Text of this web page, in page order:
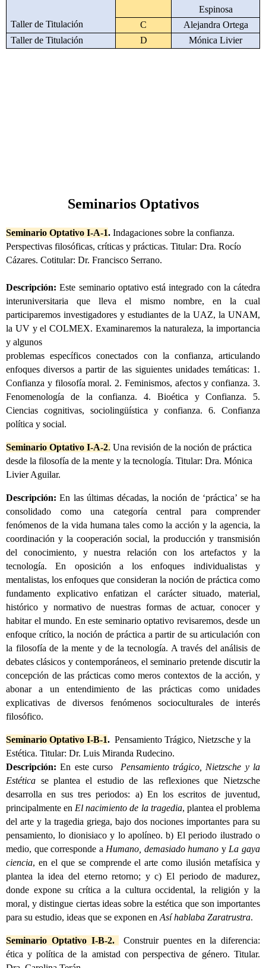
Espinosa
Taller de Titulación
C
Alejandra Ortega
Taller de Titulación
D Mónica Livier
Seminarios Optativos
Seminario Optativo I-A-1. Indagaciones sobre la confianza.
Perspectivas filosóficas, críticas y prácticas. Titular: Dra. Rocío
Cázares. Cotitular: Dr. Francisco Serrano.
Descripción: Este seminario optativo está integrado con la cátedra
interuniversitaria que lleva el mismo nombre, en la cual
participaremos investigadores y estudiantes de la UAZ, la UNAM,
la UV y el COLMEX. Examinaremos la naturaleza, la importancia
y algunos
problemas específicos conectados con la confianza, articulando
enfoques diversos a partir de las siguientes unidades temáticas: 1.
Confianza y filosofía moral. 2. Feminismos, afectos y confianza. 3.
Fenomenología de la confianza. 4. Bioética y Confianza. 5.
Ciencias cognitivas, sociolingüística y confianza. 6. Confianza
política y social.
Seminario Optativo I-A-2. Una revisión de la noción de práctica
desde la filosofía de la mente y la tecnología. Titular: Dra. Mónica
Livier Aguilar.
Descripción:En las últimas décadas, la noción de ‘práctica’ se ha
consolidado como una categoría central para comprender
fenómenos de la vida humana tales como la acción y la agencia, la
coordinación y la cooperación social, la producción y transmisión
del conocimiento, y nuestra relación con los artefactos y la
tecnología. En oposición a los enfoques individualistas y
mentalistas, los enfoques que consideran la noción de práctica como
fundamento explicativo enfatizan el carácter situado, material,
histórico y normativo de nuestras formas de actuar, conocer y
habitar el mundo. En este seminario optativo revisaremos, desde un
enfoque crítico, la noción de práctica a partir de su articulación con
la filosofía de la mente y de la tecnología. A través del análisis de
debates clásicos y contemporáneos, el seminario pretende discutir la
concepción de las prácticas como meros contextos de la acción, y
abonar a un entendimiento de las prácticas como unidades
explicativas de diversos fenómenos socioculturales de interés
filosófico.
Seminario Optativo I-B-1. Pensamiento Trágico, Nietzsche y la
Estética. Titular: Dr. Luis Miranda Rudecino.
Descripción: En este curso Pensamiento trágico, Nietzsche y la
Estética se plantea el estudio de las reflexiones que Nietzsche
desarrolla en sus tres periodos: a) En los escritos de juventud,
principalmente en El nacimiento de la tragedia, plantea el problema
del arte y la tragedia griega, bajo dos nociones importantes para su
pensamiento, lo dionisiaco y lo apolíneo. b) El periodo ilustrado o
medio, que corresponde a Humano, demasiado humano y La gaya
ciencia, en el que se comprende el arte como ilusión metafísica y
plantea la idea del eterno retorno; y c) El periodo de madurez,
donde expone su crítica a la cultura occidental, la religión y la
moral, y distingue ciertas ideas sobre la estética que son importantes
para su estudio, ideas que se exponen en Así hablaba Zaratrustra.
Seminario Optativo I-B-2.
Construir puentes en la diferencia:
ética y política de la amistad con perspectiva de género. Titular.